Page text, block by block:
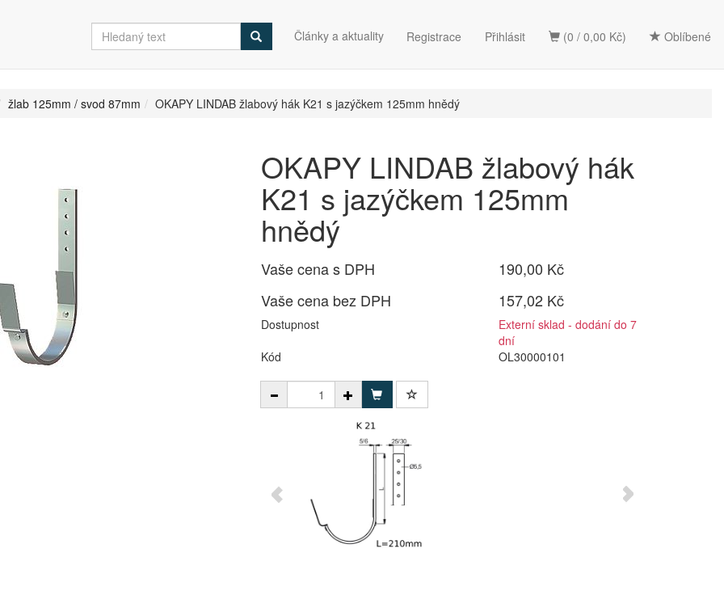
(0 / 0,00 Kč) Oblíbené
Články a aktuality Registrace Přihlásit
žlab 125mm / svod 87mm OKAPY LINDAB žlabový hák K21 s jazýčkem 125mm hnědý
OKAPY LINDAB žlabový hák
K21 s jazýčkem 125mm
hnědý
Vaše cena s DPH
190,00 Kč
Vaše cena bez DPH
157,02 Kč
Dostupnost
Externí sklad - dodání do 7
dní
Kód
OL30000101